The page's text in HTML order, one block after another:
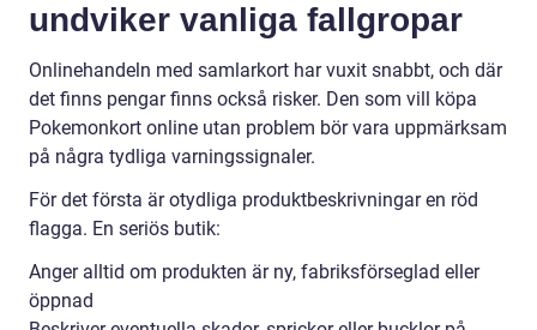
undviker vanliga fallgropar
Onlinehandeln med samlarkort har vuxit snabbt, och där
det finns pengar finns också risker. Den som vill köpa
Pokemonkort online utan problem bör vara uppmärksam
på några tydliga varningssignaler.
För det första är otydliga produktbeskrivningar en röd
flagga. En seriös butik:
Anger alltid om produkten är ny, fabriksförseglad eller
öppnad